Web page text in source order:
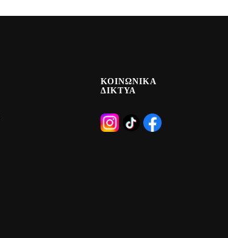
ΚΟΙΝΩΝΙΚΑ
ΔΙΚΤΥΑ